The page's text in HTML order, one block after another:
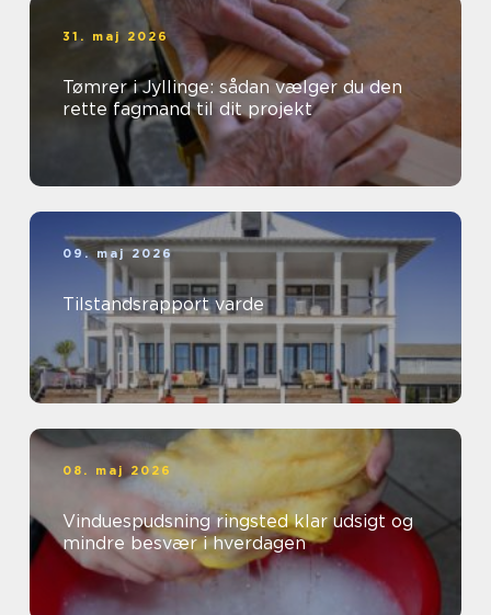
31. maj 2026
Tømrer i Jyllinge: sådan vælger du den
rette fagmand til dit projekt
09. maj 2026
Tilstandsrapport varde
08. maj 2026
Vinduespudsning ringsted klar udsigt og
mindre besvær i hverdagen